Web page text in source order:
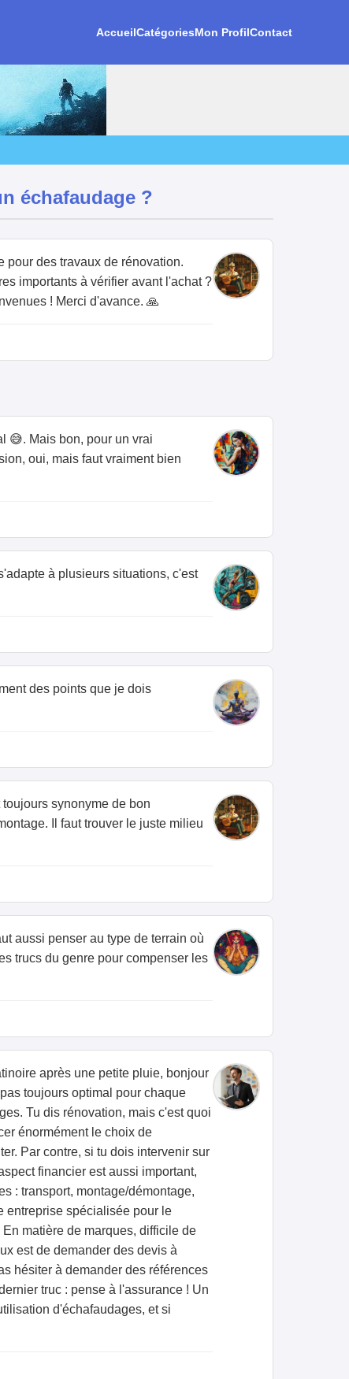
AccueilCatégoriesMon ProfilContact
échafaudage ?
pour des travaux de rénovation.
importants à vérifier avant l'achat ?
! Merci d'avance. 🙏
😅. Mais bon, pour un vrai
oui, mais faut vraiment bien
à plusieurs situations, c'est
des points que je dois
synonyme de bon
Il faut trouver le juste milieu
aussi penser au type de terrain où
trucs du genre pour compenser les
après une petite pluie, bonjour
toujours optimal pour chaque
Tu dis rénovation, mais c'est quoi
énormément le choix de
Par contre, si tu dois intervenir sur
financier est aussi important,
: transport, montage/démontage,
entreprise spécialisée pour le
matière de marques, difficile de
est de demander des devis à
hésiter à demander des références
truc : pense à l'assurance ! Un
d'échafaudages, et si